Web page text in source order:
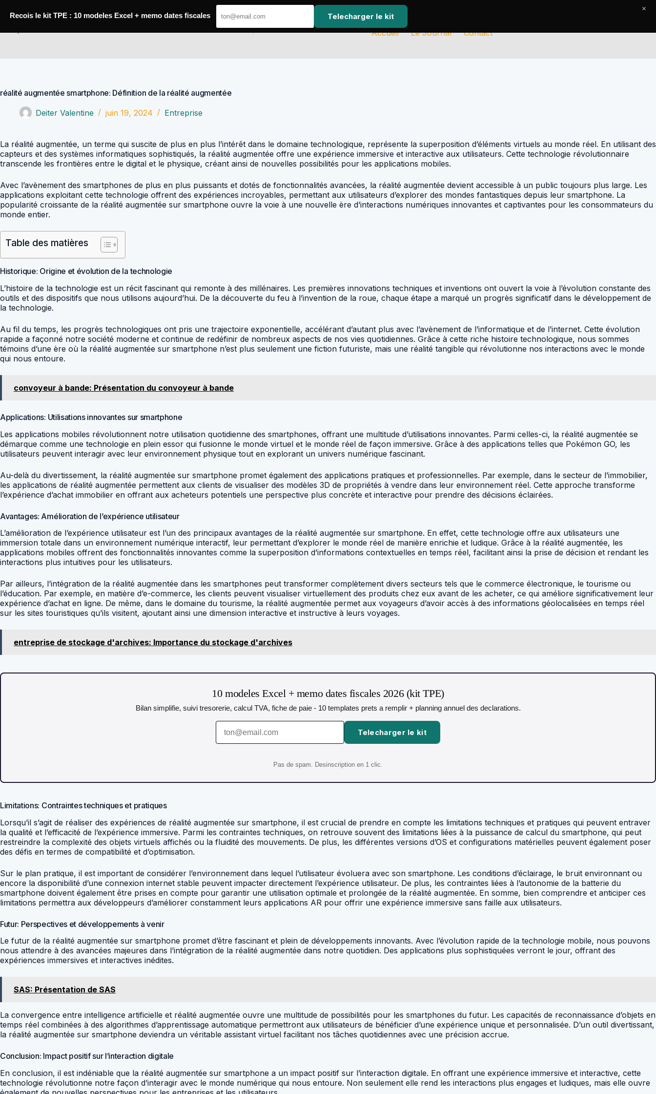
Accueil Le Journal Contact
réalité augmentée smartphone: Définition de la réalité augmentée
Deiter Valentine juin 19, 2024 Entreprise
La réalité augmentée, un terme qui suscite de plus en plus l’intérêt dans le domaine technologique, représente la superposition d’éléments virtuels au monde réel. En utilisant des
capteurs et des systèmes informatiques sophistiqués, la réalité augmentée offre une expérience immersive et interactive aux utilisateurs. Cette technologie révolutionnaire
transcende les frontières entre le digital et le physique, créant ainsi de nouvelles possibilités pour les applications mobiles.
Avec l’avènement des smartphones de plus en plus puissants et dotés de fonctionnalités avancées, la réalité augmentée devient accessible à un public toujours plus large. Les
applications exploitant cette technologie offrent des expériences incroyables, permettant aux utilisateurs d’explorer des mondes fantastiques depuis leur smartphone. La
popularité croissante de la réalité augmentée sur smartphone ouvre la voie à une nouvelle ère d’interactions numériques innovantes et captivantes pour les consommateurs du
monde entier.
Table des matières
Historique: Origine et évolution de la technologie
L’histoire de la technologie est un récit fascinant qui remonte à des millénaires. Les premières innovations techniques et inventions ont ouvert la voie à l’évolution constante des
outils et des dispositifs que nous utilisons aujourd’hui. De la découverte du feu à l’invention de la roue, chaque étape a marqué un progrès significatif dans le développement de
la technologie.
Au fil du temps, les progrès technologiques ont pris une trajectoire exponentielle, accélérant d’autant plus avec l’avènement de l’informatique et de l’internet. Cette évolution
rapide a façonné notre société moderne et continue de redéfinir de nombreux aspects de nos vies quotidiennes. Grâce à cette riche histoire technologique, nous sommes
témoins d’une ère où la réalité augmentée sur smartphone n’est plus seulement une fiction futuriste, mais une réalité tangible qui révolutionne nos interactions avec le monde
qui nous entoure.
convoyeur à bande: Présentation du convoyeur à bande
Applications: Utilisations innovantes sur smartphone
Les applications mobiles révolutionnent notre utilisation quotidienne des smartphones, offrant une multitude d’utilisations innovantes. Parmi celles-ci, la réalité augmentée se
démarque comme une technologie en plein essor qui fusionne le monde virtuel et le monde réel de façon immersive. Grâce à des applications telles que Pokémon GO, les
utilisateurs peuvent interagir avec leur environnement physique tout en explorant un univers numérique fascinant.
Au-delà du divertissement, la réalité augmentée sur smartphone promet également des applications pratiques et professionnelles. Par exemple, dans le secteur de l’immobilier,
les applications de réalité augmentée permettent aux clients de visualiser des modèles 3D de propriétés à vendre dans leur environnement réel. Cette approche transforme
l’expérience d’achat immobilier en offrant aux acheteurs potentiels une perspective plus concrète et interactive pour prendre des décisions éclairées.
Avantages: Amélioration de l’expérience utilisateur
L’amélioration de l’expérience utilisateur est l’un des principaux avantages de la réalité augmentée sur smartphone. En effet, cette technologie offre aux utilisateurs une
immersion totale dans un environnement numérique interactif, leur permettant d’explorer le monde réel de manière enrichie et ludique. Grâce à la réalité augmentée, les
applications mobiles offrent des fonctionnalités innovantes comme la superposition d’informations contextuelles en temps réel, facilitant ainsi la prise de décision et rendant les
interactions plus intuitives pour les utilisateurs.
Par ailleurs, l’intégration de la réalité augmentée dans les smartphones peut transformer complètement divers secteurs tels que le commerce électronique, le tourisme ou
l’éducation. Par exemple, en matière d’e-commerce, les clients peuvent visualiser virtuellement des produits chez eux avant de les acheter, ce qui améliore significativement leur
expérience d’achat en ligne. De même, dans le domaine du tourisme, la réalité augmentée permet aux voyageurs d’avoir accès à des informations géolocalisées en temps réel
sur les sites touristiques qu’ils visitent, ajoutant ainsi une dimension interactive et instructive à leurs voyages.
entreprise de stockage d'archives: Importance du stockage d'archives
10 modeles Excel + memo dates fiscales 2026 (kit TPE)
Bilan simplifie, suivi tresorerie, calcul TVA, fiche de paie - 10 templates prets a remplir + planning annuel des declarations.
Telecharger le kit
Pas de spam. Desinscription en 1 clic.
Limitations: Contraintes techniques et pratiques
Lorsqu’il s’agit de réaliser des expériences de réalité augmentée sur smartphone, il est crucial de prendre en compte les limitations techniques et pratiques qui peuvent entraver
la qualité et l’efficacité de l’expérience immersive. Parmi les contraintes techniques, on retrouve souvent des limitations liées à la puissance de calcul du smartphone, qui peut
restreindre la complexité des objets virtuels affichés ou la fluidité des mouvements. De plus, les différentes versions d’OS et configurations matérielles peuvent également poser
des défis en termes de compatibilité et d’optimisation.
Sur le plan pratique, il est important de considérer l’environnement dans lequel l’utilisateur évoluera avec son smartphone. Les conditions d’éclairage, le bruit environnant ou
encore la disponibilité d’une connexion internet stable peuvent impacter directement l’expérience utilisateur. De plus, les contraintes liées à l’autonomie de la batterie du
smartphone doivent également être prises en compte pour garantir une utilisation optimale et prolongée de la réalité augmentée. En somme, bien comprendre et anticiper ces
limitations permettra aux développeurs d’améliorer constamment leurs applications AR pour offrir une expérience immersive sans faille aux utilisateurs.
Futur: Perspectives et développements à venir
Le futur de la réalité augmentée sur smartphone promet d’être fascinant et plein de développements innovants. Avec l’évolution rapide de la technologie mobile, nous pouvons
nous attendre à des avancées majeures dans l’intégration de la réalité augmentée dans notre quotidien. Des applications plus sophistiquées verront le jour, offrant des
expériences immersives et interactives inédites.
SAS: Présentation de SAS
La convergence entre intelligence artificielle et réalité augmentée ouvre une multitude de possibilités pour les smartphones du futur. Les capacités de reconnaissance d’objets en
temps réel combinées à des algorithmes d’apprentissage automatique permettront aux utilisateurs de bénéficier d’une expérience unique et personnalisée. D’un outil divertissant,
la réalité augmentée sur smartphone deviendra un véritable assistant virtuel facilitant nos tâches quotidiennes avec une précision accrue.
Conclusion: Impact positif sur l’interaction digitale
En conclusion, il est indéniable que la réalité augmentée sur smartphone a un impact positif sur l’interaction digitale. En offrant une expérience immersive et interactive, cette
technologie révolutionne notre façon d’interagir avec le monde numérique qui nous entoure. Non seulement elle rend les interactions plus engages et ludiques, mais elle ouvre
Recois le kit TPE : 10 modeles Excel + memo dates fiscales Telecharger le kit
×